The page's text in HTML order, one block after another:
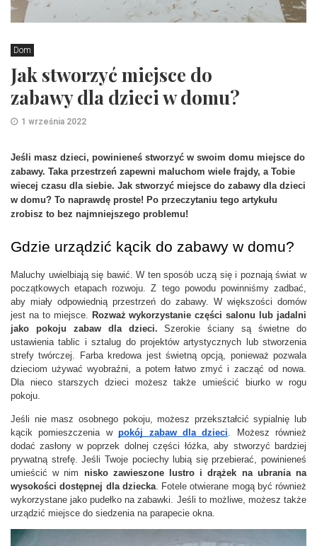
Dom
Jak stworzyć miejsce do
zabawy dla dzieci w domu?
1 września 2022
Jeśli masz dzieci, powinieneś stworzyć w swoim domu miejsce do
zabawy. Taka przestrzeń zapewni maluchom wiele frajdy, a Tobie
wiecej czasu dla siebie. Jak stworzyć miejsce do zabawy dla dzieci
w domu? To naprawdę proste! Po przeczytaniu tego artykułu
zrobisz to bez najmniejszego problemu!
Gdzie urządzić kącik do zabawy w domu?
Maluchy uwielbiają się bawić. W ten sposób uczą się i poznają świat w
początkowych etapach rozwoju. Z tego powodu powinniśmy zadbać,
aby miały odpowiednią przestrzeń do zabawy. W większości domów
jest na to miejsce. Rozważ wykorzystanie części salonu lub jadalni
jako pokoju zabaw dla dzieci. Szerokie ściany są świetne do
ustawienia tablic i sztalug do projektów artystycznych lub stworzenia
strefy twórczej. Farba kredowa jest świetną opcją, ponieważ pozwala
dzieciom używać wyobraźni, a potem łatwo zmyć i zacząć od nowa.
Dla nieco starszych dzieci możesz także umieścić biurko w rogu
pokoju.
Jeśli nie masz osobnego pokoju, możesz przekształcić sypialnię lub
kącik pomieszczenia w pokój zabaw dla dzieci . Możesz również
dodać zasłony w poprzek dolnej części łóżka, aby stworzyć bardziej
prywatną strefę. Jeśli Twoje pociechy lubią się przebierać, powinieneś
umieścić w nim nisko zawieszone lustro i drążek na ubrania na
wysokości dostępnej dla dziecka. Fotele otwierane mogą być również
wykorzystane jako pudełko na zabawki. Jeśli to możliwe, możesz także
urządzić miejsce do siedzenia na parapecie okna.